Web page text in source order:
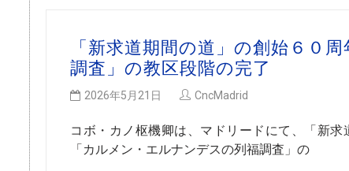
「新求道期間の道」の創始６０
調査」の教区段階の完了
2026年5月21日 CncMadrid
コボ・カノ枢機卿は、マドリードにて、「新
「カルメン・エルナンデスの列福調査」の